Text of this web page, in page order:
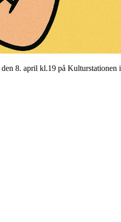
8. april kl.19 på Kulturstationen i